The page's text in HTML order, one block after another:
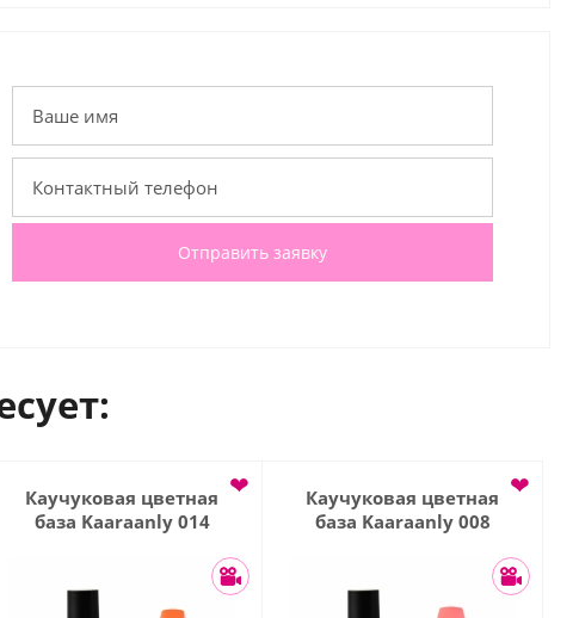
Отправить заявку
Каучуковая цветная
база Kaaraanly 014
❤
Каучуковая цветная
база Kaaraanly 008
❤